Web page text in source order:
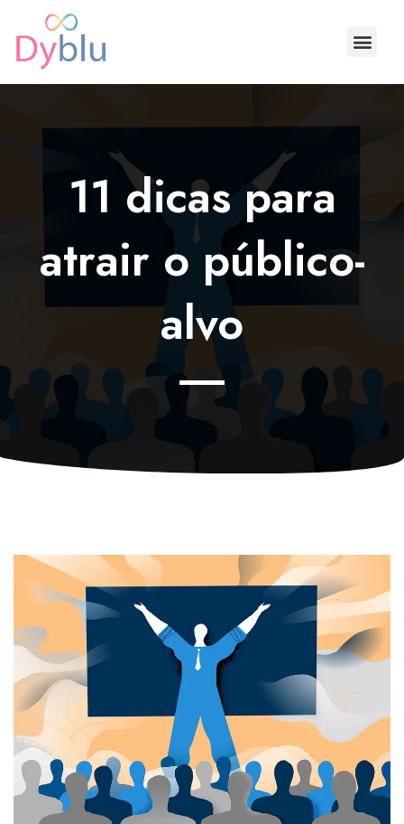
conteúdo
11 dicas para
atrair o público-
alvo